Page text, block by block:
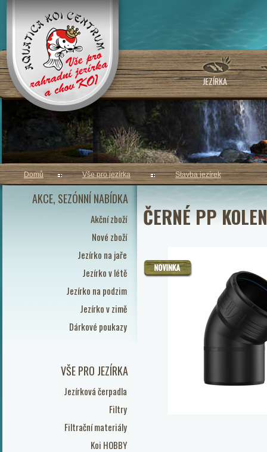
JEZÍRKA
AKCE, SEZÓNNÍ NABÍDKA
Akční zboží
Nové zboží
Jezírko na jaře
Jezírko v létě
Jezírko na podzim
Jezírko v zimě
Dárkové poukazy
VŠE PRO JEZÍRKA
Jezírková čerpadla
Filtry
Filtrační materiály
Koi HOBBY
Domů Vše pro jezírka Stavba jezírek
ČERNÉ PP